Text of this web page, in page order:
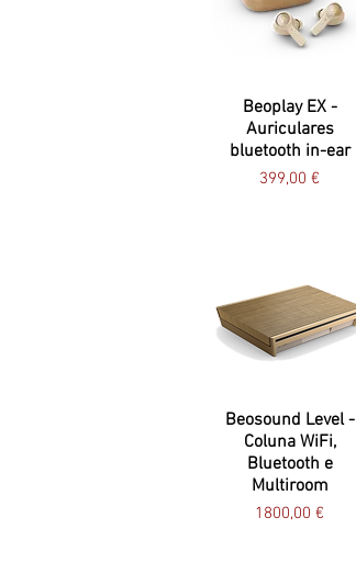
Beoplay EX -
Auriculares
bluetooth in-ear
Preço
399,00 €
Beosound Level -
Coluna WiFi,
Bluetooth e
Multiroom
Preço
1800,00 €